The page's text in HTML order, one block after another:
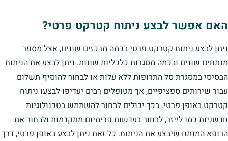
האם אפשר לבצע ניתוח קטרקט פרטי?
ניתן לבצע ניתוח קטרקט פרטי בכמה מרכזים שונים, אצל מספר
מנתחים שונים ובכמה מסגרות כלכליות שונות. ניתן לבצע את הניתוח
הבסיסי במסגרת סל התרופות ללא עלות או לבחור להוסיף תשלום
עבור שירותים ספציפיים, אך מטופלים רבים יעדיפו לבצעו ניתוח
קטרקט באופן פרטי. בכך יכולים לבחור להשתמש בטכנולוגיות
חדשניות כמו לייזר, לבחור בעדשות פרימיום מתקדמות ולבחור את
הרופא המנתח שיבצע את הניתוח. כל זאת ניתן לבצע באופן פרטי, דרך